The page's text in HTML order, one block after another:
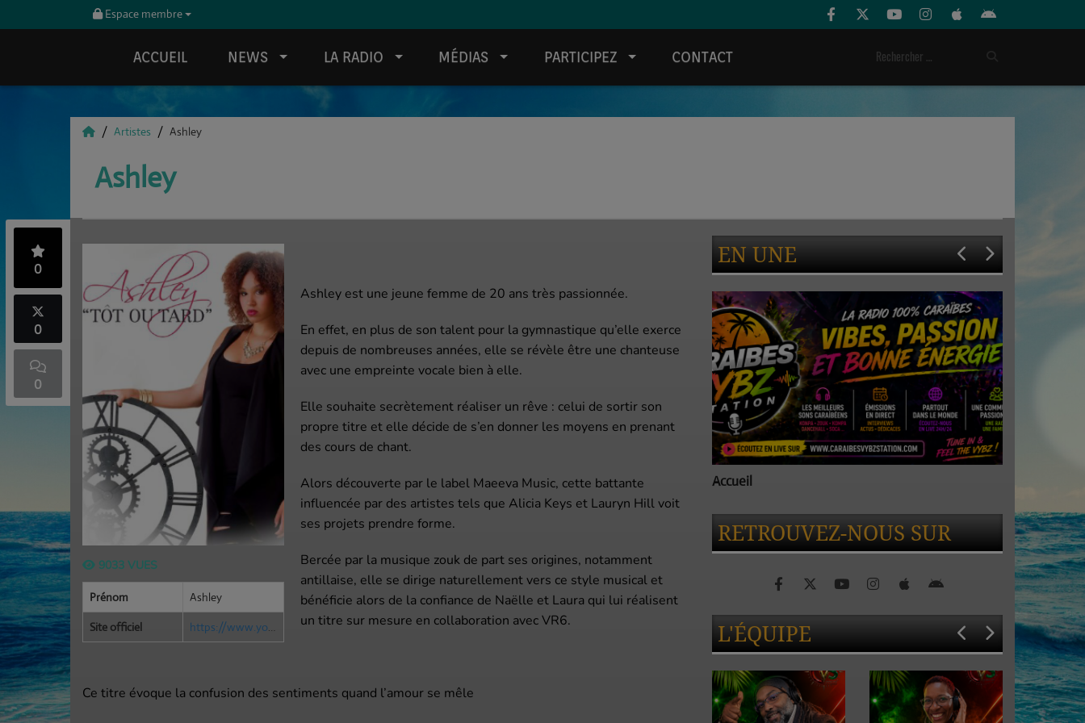
Espace membre
ACCUEIL NEWS LA RADIO MÉDIAS PARTICIPEZ CONTACT
Artistes Ashley
Ashley
0
0
0
9033 VUES
Prénom Ashley
Site officiel https://www.youtube.com/watch?v=_b2FvShvOxQ
Ashley est une jeune femme de 20 ans très passionnée.
En effet, en plus de son talent pour la gymnastique qu’elle exerce
depuis de nombreuses années, elle se révèle être une chanteuse
avec une empreinte vocale bien à elle.
Elle souhaite secrètement réaliser un rêve : celui de sortir son
propre titre et elle décide de s’en donner les moyens en prenant
des cours de chant.
Alors découverte par le label Maeeva Music, cette battante
influencée par des artistes tels que Alicia Keys et Lauryn Hill voit
ses projets prendre forme.
Bercée par la musique zouk de part ses origines, notamment
antillaise, elle se dirige naturellement vers ce style musical et
bénéficie alors de la confiance de Naëlle et Laura qui lui réalisent
un titre sur mesure en collaboration avec VR6.
Ce titre évoque la confusion des sentiments quand l’amour se mêle
EN UNE
Accueil Accueil Accueil
RETROUVEZ-NOUS SUR
L'ÉQUIPE